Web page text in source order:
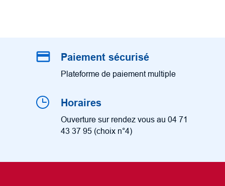
credit_card Paiement sécurisé
Plateforme de paiement multiple
Horaires
Ouverture sur rendez vous au 04 71
43 37 95 (choix n°4)